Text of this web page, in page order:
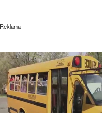
Reklama